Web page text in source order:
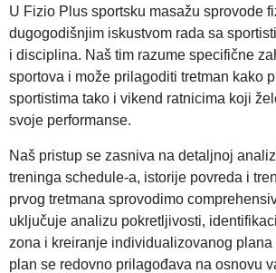
U Fizio Plus sportsku masažu sprovode
dugogodišnjim iskustvom rada sa
i disciplina. Naš tim razume specifične
sportova i može prilagoditi tretman kako
sportistima tako i vikend ratnicima koji
svoje performanse.
Naš pristup se zasniva na detaljnoj
treninga schedule-a, istorije povreda i
prvog tretmana sprovodimo
uključuje analizu pokretljivosti,
zona i kreiranje individualizovanog plana
plan se redovno prilagođava na osnovu